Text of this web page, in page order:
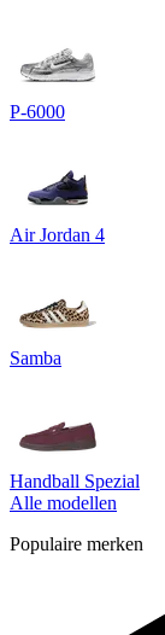
P-6000
Air Jordan 4
Samba
Handball Spezial
Alle modellen
Populaire merken